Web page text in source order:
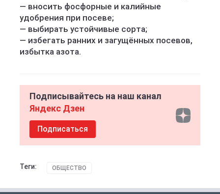
— вносить фосфорные и калийные
удобрения при посеве;
— выбирать устойчивые сорта;
— избегать ранних и загущённых посевов,
избытка азота.
Подписывайтесь на наш канал
Яндекс Дзен
Подписаться
Теги: ОБЩЕСТВО